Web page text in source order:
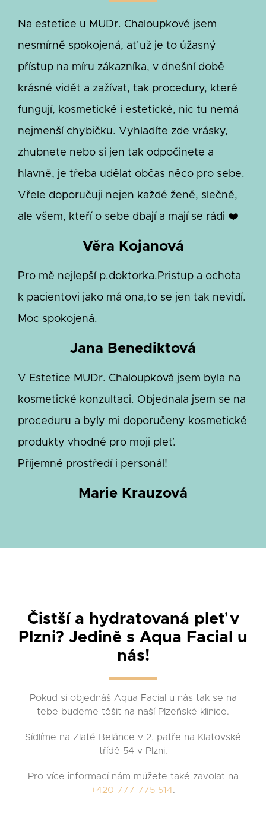
Na estetice u MUDr. Chaloupkové jsem
nesmírně spokojená, ať už je to úžasný
přístup na míru zákazníka, v dnešní době
krásné vidět a zažívat, tak procedury, které
fungují, kosmetické i estetické, nic tu nemá
nejmenší chybičku. Vyhladíte zde vrásky,
zhubnete nebo si jen tak odpočinete a
hlavně, je třeba udělat občas něco pro sebe.
Vřele doporučuji nejen každé ženě, slečně,
ale všem, kteří o sebe dbají a mají se rádi ❤️
Věra Kojanová
Pro mě nejlepší p.doktorka.Pristup a ochota
k pacientovi jako má ona,to se jen tak nevidí.
Moc spokojená.
Jana Benediktová
V Estetice MUDr. Chaloupková jsem byla na
kosmetické konzultaci. Objednala jsem se na
proceduru a byly mi doporučeny kosmetické
produkty vhodné pro moji pleť.
Příjemné prostředí i personál!
Marie Krauzová
Čistší a hydratovaná pleť v
Plzni? Jedině s Aqua Facial u
nás!
Pokud si objednáš Aqua Facial u nás tak se na
tebe budeme těšit na naší Plzeňské klinice.
Sídlíme na Zlaté Belánce v 2. patře na Klatovské
třídě 54 v Plzni.
Pro více informací nám můžete také zavolat na
+420 777 775 514.